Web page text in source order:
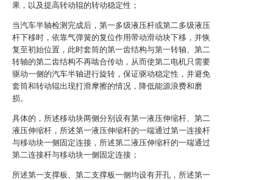
果，以及提高转动辊的转动稳定性；
当汽车半轴检测完成后，第一多级液压杆或第二多级液压
杆下移时，依靠气弹簧的复位作用带动滑动块下移，并恢
复至初始位置，此时套筒的第一齿结构与第一转轴、第二
转轴的第二齿结构不再啮合传动，从而使第二电机只需要
驱动一侧的汽车半轴进行旋转，保证驱动稳定性，并避免
套筒和转动辊出现打滑摩擦的情况，降低能源浪费和磨
损。
具体的，所述移动块两侧分别设有第一液压伸缩杆、第二
液压伸缩杆，所述第一液压伸缩杆的一端通过第一连接杆
与移动块一侧固定连接，所述第二液压伸缩杆的一端通过
第二连接杆与移动块一侧固定连接；
所述第一支撑板、第二支撑板一侧均设有开孔，所述第一